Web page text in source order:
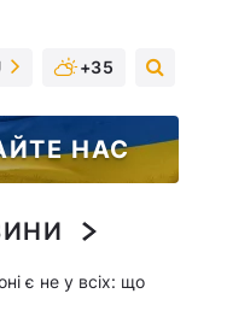
+35
НАС
є не у всіх: що